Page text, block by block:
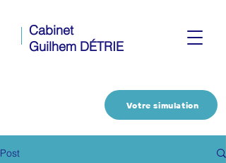
Cabinet
Guilhem DÉTRIE
Votre simulation
Post